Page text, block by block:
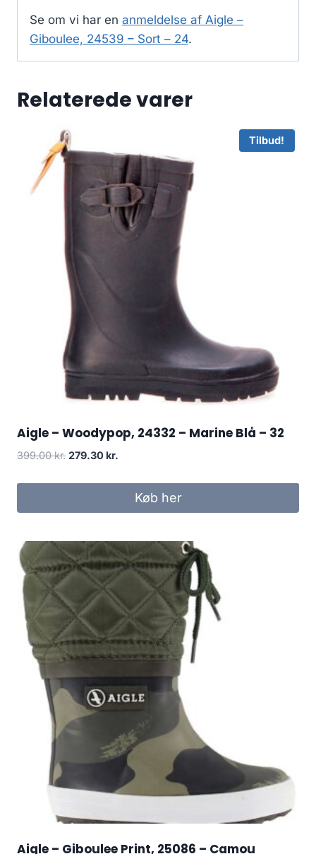
Se om vi har en anmeldelse af Aigle –
Giboulee, 24539 – Sort – 24.
Relaterede varer
Tilbud!
Aigle – Woodypop, 24332 – Marine Blå – 32
399.00kr. Den
pris
279.30 kr.
pris
Køb her
Aigle – Giboulee Print, 25086 – Camou